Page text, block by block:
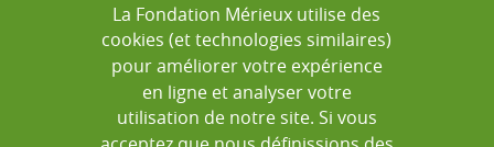
professionnels du logiciel
La Fondation Mérieux utilise des
cookies (et technologies similaires)
pour améliorer votre expérience
en ligne et analyser votre
utilisation de notre site. Si vous